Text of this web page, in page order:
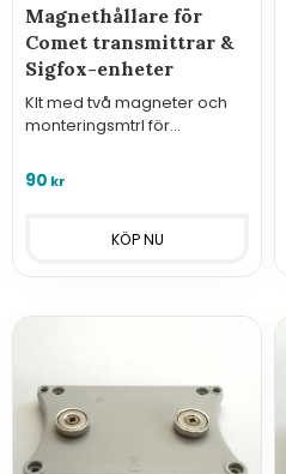
Magnethållare för
Comet transmittrar &
Sigfox-enheter
KIt med två magneter och
monteringsmtrl för
transmittrar och SIG-
90 kr